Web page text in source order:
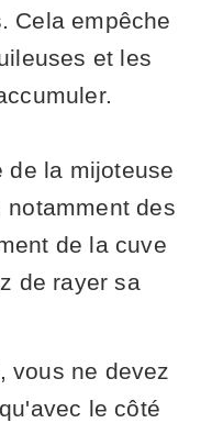
Cela empêche
et les
de la mijoteuse
notamment des
de la cuve
de rayer sa
vous ne devez
le côté